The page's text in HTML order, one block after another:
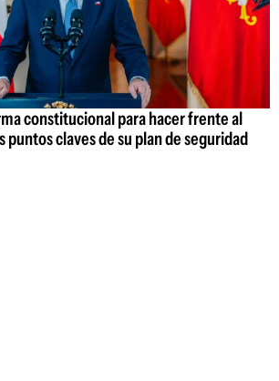
constitucional para hacer frente al
puntos claves de su plan de seguridad